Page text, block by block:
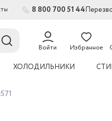
8 800 700 51 44
Войти Избранное
ХОЛОДИЛЬНИКИ